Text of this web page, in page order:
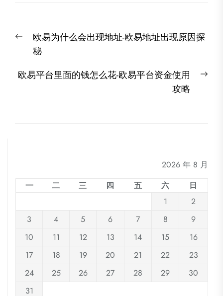
章
航
Previous欧易为什么会出现地址-欧易地址出现原因探
秘
欧易平台里面的钱怎么花-欧易平台资金使用
攻略
2026 年 8 月
一
二 三 四 五 六
日
1
2
3
4 5 6 7 8
9
10
11 12 13 14 15
16
17
18 19 20 21 22
23
24
25 26 27 28 29
30
31